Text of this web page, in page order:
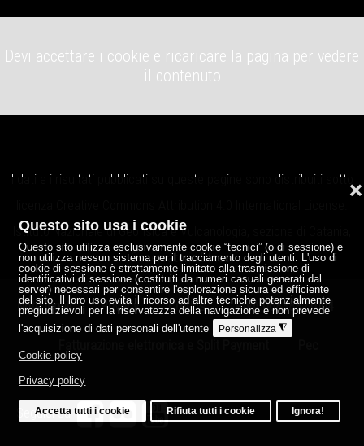
Questo sito usa i cookie
Questo sito utilizza esclusivamente cookie “tecnici” (o di sessione) e
non utilizza nessun sistema per il tracciamento degli utenti. L'uso di
cookie di sessione è strettamente limitato alla trasmissione di
identificativi di sessione (costituiti da numeri casuali generati dal
server) necessari per consentire l'esplorazione sicura ed efficiente
del sito. Il loro uso evita il ricorso ad altre tecniche potenzialmente
pregiudizievoli per la riservatezza della navigazione e non prevede
l'acquisizione di dati personali dell'utente
Personalizza◮
Cookie policy
Privacy policy
Accetta tutti i cookie Rifiuta tutti i cookie Ignora!
❌
Devi accettare i cookie e ricaricare la pagina per vedere
il contenuto
I dati e i risultati pubblicati su queste pagine sono distribuiti sotto
Istituto Nazionale di Geofisica e Vulcanologia, sezione di Catania,
Osservatorio Etneo.
Note legali Privacy Credits P.IVA 06838821004
Seguici su